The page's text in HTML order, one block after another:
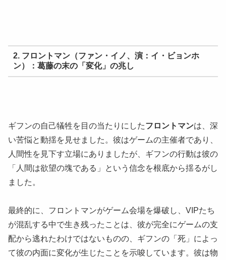
2. フロントマン（ファン・イノ、演：イ・ビョンホ
ン）：葛藤の末の「変化」の兆し
ギフンの自己犠牲を目の当たりにしたフロントマンは、深
い苦悩と動揺を見せました。彼はゲームの主催者であり、
人間性を見下す立場にありましたが、ギフンの行動は彼の
「人間は欲望の塊である」という信念を根底から揺るがし
ました。
最終的に、フロントマンがゲーム会場を爆破し、VIPたち
が混乱する中で生き残ったことは、彼が完全にゲームの支
配から逃れたわけではないものの、ギフンの「死」によっ
て彼の内面に変化が生じたことを示唆しています。彼は物